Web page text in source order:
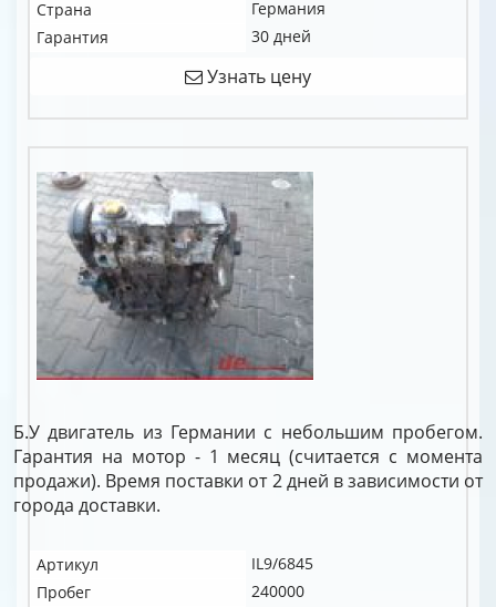
Страна
Германия
Гарантия
30 дней
Узнать цену
Б.У двигатель из Германии с небольшим пробегом.
Гарантия на мотор - 1 месяц (считается с момента
продажи). Время поставки от 2 дней в зависимости от
города доставки.
Артикул
IL9/6845
Пробег
240000